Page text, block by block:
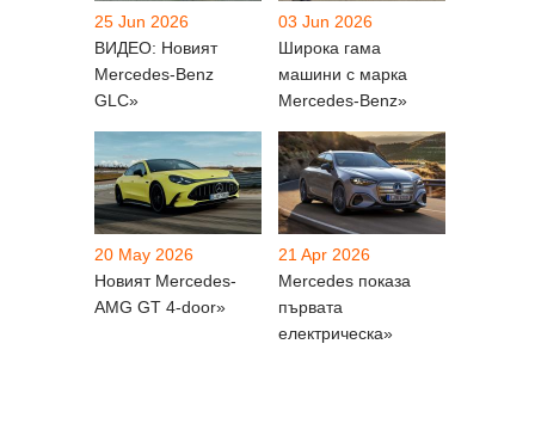
25 Jun 2026
ВИДЕО: Новият
Mercedes-Benz
GLC»
03 Jun 2026
Широка гама
машини с марка
Mercedes-Benz»
20 May 2026
Новият Mercedes-
AMG GT 4-door»
21 Apr 2026
Mercedes показа
първата
електрическа»